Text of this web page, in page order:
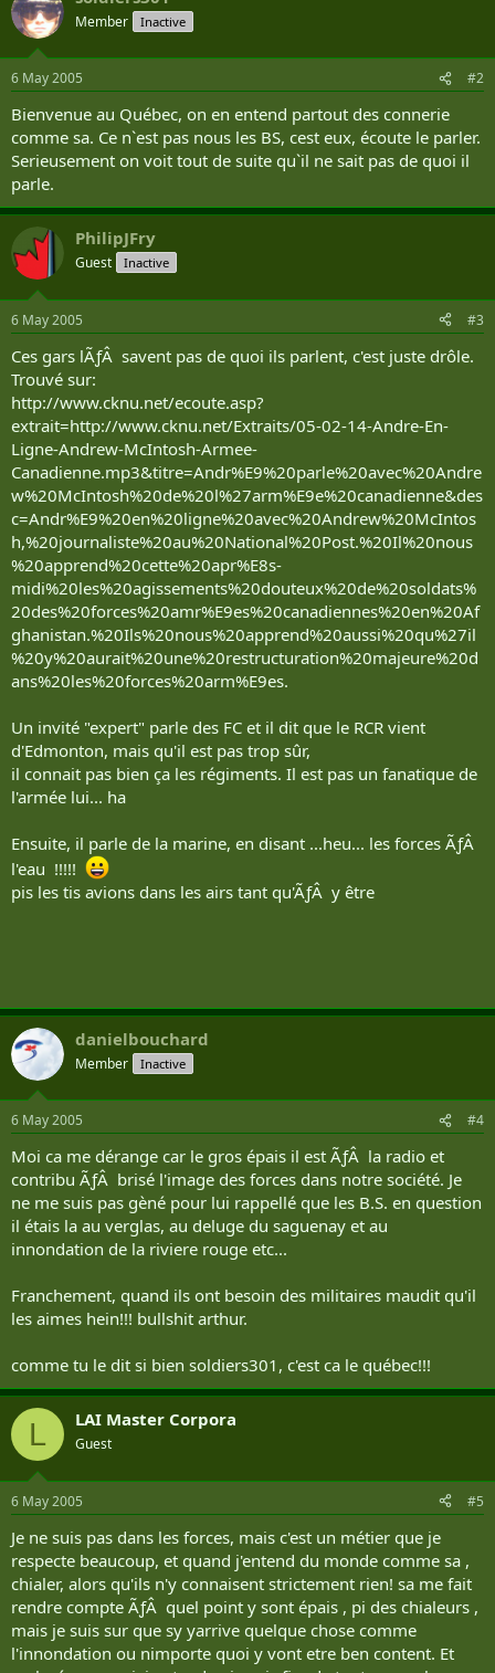
Member Inactive
6 May 2005 #2
Bienvenue au Québec, on en entend partout des connerie
comme sa. Ce n`est pas nous les BS, cest eux, écoute le parler.
Serieusement on voit tout de suite qu`il ne sait pas de quoi il
parle.
PhilipJFry
Guest Inactive
6 May 2005 #3
Ces gars lÃƒÂ savent pas de quoi ils parlent, c'est juste drôle.
Trouvé sur:
http://www.cknu.net/ecoute.asp?
extrait=http://www.cknu.net/Extraits/05-02-14-Andre-En-
Ligne-Andrew-McIntosh-Armee-
Canadienne.mp3&titre=Andr%E9%20parle%20avec%20Andre
w%20McIntosh%20de%20l%27arm%E9e%20canadienne&des
c=Andr%E9%20en%20ligne%20avec%20Andrew%20McIntos
h,%20journaliste%20au%20National%20Post.%20Il%20nous
%20apprend%20cette%20apr%E8s-
midi%20les%20agissements%20douteux%20de%20soldats%
20des%20forces%20amr%E9es%20canadiennes%20en%20Af
ghanistan.%20Ils%20nous%20apprend%20aussi%20qu%27il
%20y%20aurait%20une%20restructuration%20majeure%20d
ans%20les%20forces%20arm%E9es.
Un invité "expert" parle des FC et il dit que le RCR vient
d'Edmonton, mais qu'il est pas trop sûr,
il connait pas bien ça les régiments. Il est pas un fanatique de
l'armée lui... ha
Ensuite, il parle de la marine, en disant ...heu... les forces ÃƒÂ
l'eau !!!!!
pis les tis avions dans les airs tant qu'ÃƒÂ y être
danielbouchard
Member Inactive
6 May 2005 #4
Moi ca me dérange car le gros épais il est ÃƒÂ la radio et
contribu ÃƒÂ brisé l'image des forces dans notre société. Je
ne me suis pas gèné pour lui rappellé que les B.S. en question
il étais la au verglas, au deluge du saguenay et au
innondation de la riviere rouge etc...
Franchement, quand ils ont besoin des militaires maudit qu'il
les aimes hein!!! bullshit arthur.
comme tu le dit si bien soldiers301, c'est ca le québec!!!
L LAI Master Corpora
Guest
6 May 2005 #5
Je ne suis pas dans les forces, mais c'est un métier que je
respecte beaucoup, et quand j'entend du monde comme sa ,
chialer, alors qu'ils n'y connaisent strictement rien! sa me fait
rendre compte ÃƒÂ quel point y sont épais , pi des chialeurs ,
mais je suis sur que sy yarrive quelque chose comme
l'innondation ou nimporte quoi y vont etre ben content. Et